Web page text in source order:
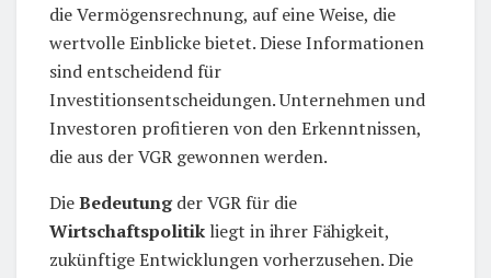
die Vermögensrechnung, auf eine Weise, die
wertvolle Einblicke bietet. Diese Informationen
sind entscheidend für
Investitionsentscheidungen. Unternehmen und
Investoren profitieren von den Erkenntnissen,
die aus der VGR gewonnen werden.
DieBedeutungder VGR für die
Wirtschaftspolitik liegt in ihrer Fähigkeit,
zukünftige Entwicklungen vorherzusehen. Die